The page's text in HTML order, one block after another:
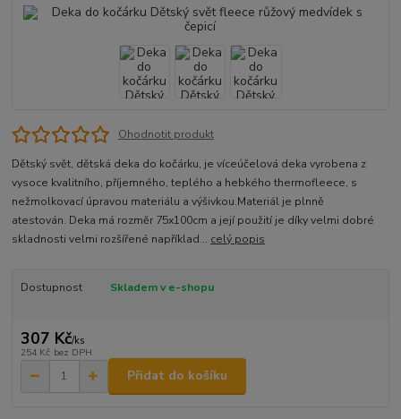
Ohodnotit produkt
Dětský svět, dětská deka do kočárku, je víceúčelová deka vyrobena z
vysoce kvalitního, příjemného, teplého a hebkého thermofleece, s
nežmolkovací úpravou materiálu a výšivkou.Materiál je plnně
atestován. Deka má rozměr 75x100cm a její použití je díky velmi dobré
skladnosti velmi rozšířené například... celý popis
Dostupnost Skladem v e-shopu
307 Kč/ks
254 Kč bez DPH
Přidat do košíku